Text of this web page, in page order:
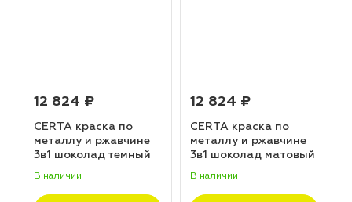
12 824 ₽
CERTA краска по
металлу и ржавчине
3в1 шоколад темный
(20,0кг)
В наличии
12 824 ₽
CERTA краска по
металлу и ржавчине
3в1 шоколад матовый
В наличии